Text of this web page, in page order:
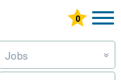
Jobs »